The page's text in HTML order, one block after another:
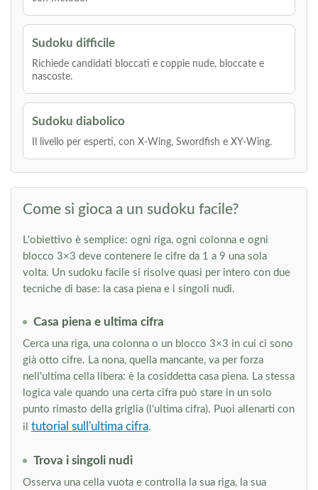
Sudoku difficile
Richiede candidati bloccati e coppie nude, bloccate e
nascoste.
Sudoku diabolico
Il livello per esperti, con X-Wing, Swordfish e XY-Wing.
Come si gioca a un sudoku facile?
L'obiettivo è semplice: ogni riga, ogni colonna e ogni
blocco 3×3 deve contenere le cifre da 1 a 9 una sola
volta. Un sudoku facile si risolve quasi per intero con due
tecniche di base: la casa piena e i singoli nudi.
Casa piena e ultima cifra
Cerca una riga, una colonna o un blocco 3×3 in cui ci sono
già otto cifre. La nona, quella mancante, va per forza
nell'ultima cella libera: è la cosiddetta casa piena. La stessa
logica vale quando una certa cifra può stare in un solo
punto rimasto della griglia (l'ultima cifra). Puoi allenarti con
il tutorial sull'ultima cifra.
Trova i singoli nudi
Osserva una cella vuota e controlla la sua riga, la sua